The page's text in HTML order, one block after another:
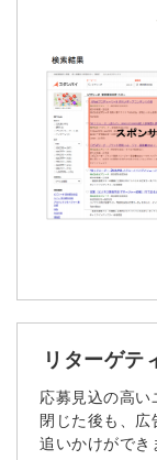
リターゲテ
応募見込の高い
閉じた後も、
追いかけができ